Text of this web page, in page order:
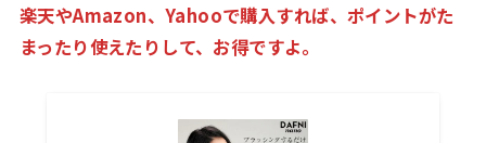
楽天やAmazon、Yahooで購入すれば、ポイントがた
まったり使えたりして、お得ですよ。